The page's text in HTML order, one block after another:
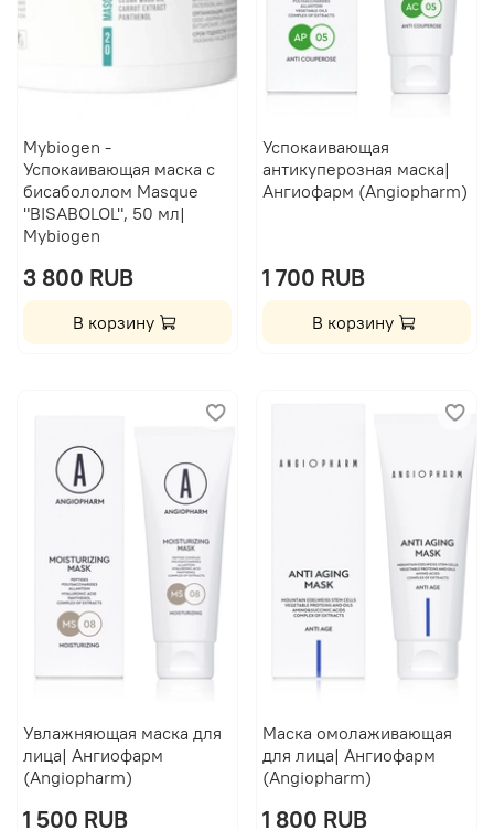
Mybiogen -
Успокаивающая маска с
бисабололом Masque
"BISABOLOL", 50 мл|
Mybiogen
3 800 RUB
В корзину
Успокаивающая
антикуперозная маска|
Ангиофарм (Angiopharm)
1 700 RUB
В корзину
Увлажняющая маска для
лица| Ангиофарм
(Angiopharm)
1 500 RUB
Маска омолаживающая
для лица| Ангиофарм
(Angiopharm)
1 800 RUB